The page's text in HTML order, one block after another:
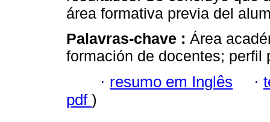
área formativa previa del
Palavras-chave : Área
formación de docentes; perfil
· resumo em Inglês ·
pdf )